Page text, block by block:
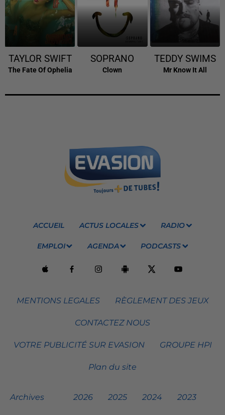
TAYLOR SWIFT
The Fate Of Ophelia
SOPRANO
Clown
TEDDY SWIMS
Mr Know It All
ACCUEIL ACTUS LOCALES RADIO
EMPLOI AGENDA PODCASTS
MENTIONS LEGALES RÈGLEMENT DES JEUX
CONTACTEZ NOUS
VOTRE PUBLICITÉ SUR EVASION GROUPE HPI
Plan du site
Archives 2026 2025 2024 2023